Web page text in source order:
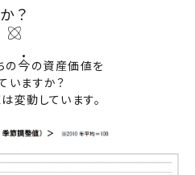
か？
の今の資産価値を
いますか？
変動しています。